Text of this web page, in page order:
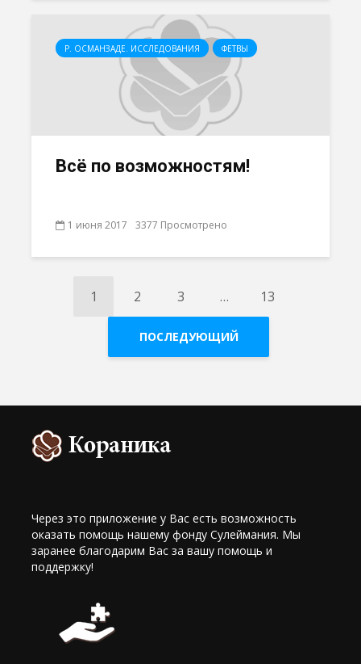
Р. ОСМАНЗАДЕ. ИССЛЕДОВАНИЯ ФЕТВЫ
Всё по возможностям!
1 июня 2017 3377 Просмотрено
1 2 3 … 13
ПОСЛЕДУЮЩИЙ
Через это приложение у Вас есть возможность
оказать помощь нашему фонду Сулеймания. Мы
заранее благодарим Вас за вашу помощь и
поддержку!